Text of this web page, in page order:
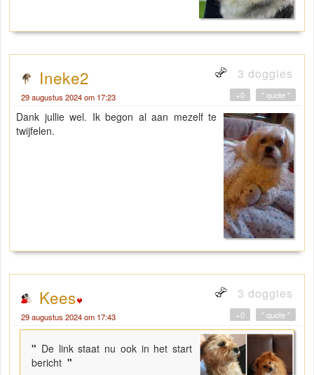
Ineke2 3 doggies
29 augustus 2024 om 17:23 " quote "
+0
Dank jullie wel. Ik begon al aan mezelf te
twijfelen.
Kees 3 doggies
29 augustus 2024 om 17:43 " quote "
+0
" De link staat nu ook in het start
bericht "